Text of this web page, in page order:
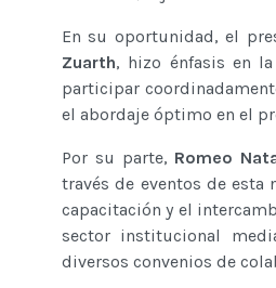
En su oportunidad, el
Zuarth, hizo énfasis en
participar
el abordaje óptimo en el
Por su parte, Romeo
través de eventos de
capacitación y el
sector institucional
diversos convenios de